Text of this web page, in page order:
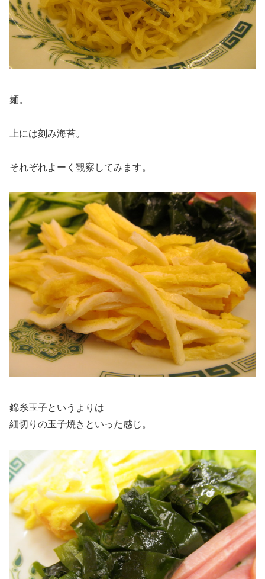
麺。
上には刻み海苔。
それぞれよーく観察してみます。
錦糸玉子というよりは
細切りの玉子焼きといった感じ。